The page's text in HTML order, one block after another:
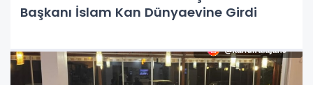
Başkanı İslam Kan Dünyaevine Girdi